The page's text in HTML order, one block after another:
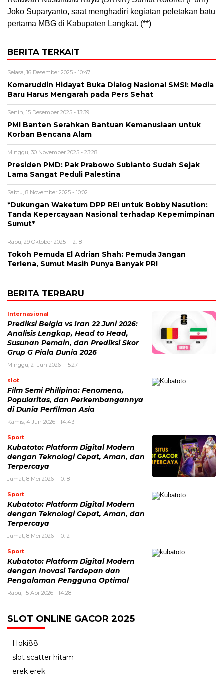
Joko Suparyanto, saat menghadiri kegiatan peletakan batu
pertama MBG di Kabupaten Langkat. (**)
BERITA TERKAIT
Selasa, 16 Desember 2025 - 10:47
Komaruddin Hidayat Buka Dialog Nasional SMSI: Media
Baru Harus Mengarah pada Pers Sehat
Senin, 15 Desember 2025 - 13:39
PMI Banten Serahkan Bantuan Kemanusiaan untuk
Korban Bencana Alam
Minggu, 30 November 2025 - 23:28
Presiden PMD: Pak Prabowo Subianto Sudah Sejak
Lama Sangat Peduli Palestina
Sabtu, 8 November 2025 - 10:02
*Dukungan Waketum DPP REI untuk Bobby Nasution:
Tanda Kepercayaan Nasional terhadap Kepemimpinan
Sumut*
Rabu, 29 Oktober 2025 - 12:18
Tokoh Pemuda El Adrian Shah: Pemuda Jangan
Terlena, Sumut Masih Punya Banyak PR!
BERITA TERBARU
Internasional
Prediksi Belgia vs Iran 22 Juni 2026:
Analisis Lengkap, Head to Head,
Susunan Pemain, dan Prediksi Skor
Grup G Piala Dunia 2026
Minggu, 21 Jun 2026 - 15:27
slot
Film Semi Philipina: Fenomena,
Popularitas, dan Perkembangannya
di Dunia Perfilman Asia
Kamis, 4 Jun 2026 - 14:43
Sport
Kubatoto: Platform Digital Modern
dengan Teknologi Cepat, Aman, dan
Terpercaya
Jumat, 8 Mei 2026 - 10:18
Sport
Kubatoto: Platform Digital Modern
dengan Teknologi Cepat, Aman, dan
Terpercaya
Jumat, 8 Mei 2026 - 10:12
Sport
Kubatoto: Platform Digital Modern
dengan Inovasi Terdepan dan
Pengalaman Pengguna Optimal
Rabu, 15 Apr 2026 - 14:28
SLOT ONLINE GACOR 2025
Hoki88
slot scatter hitam
erek erek